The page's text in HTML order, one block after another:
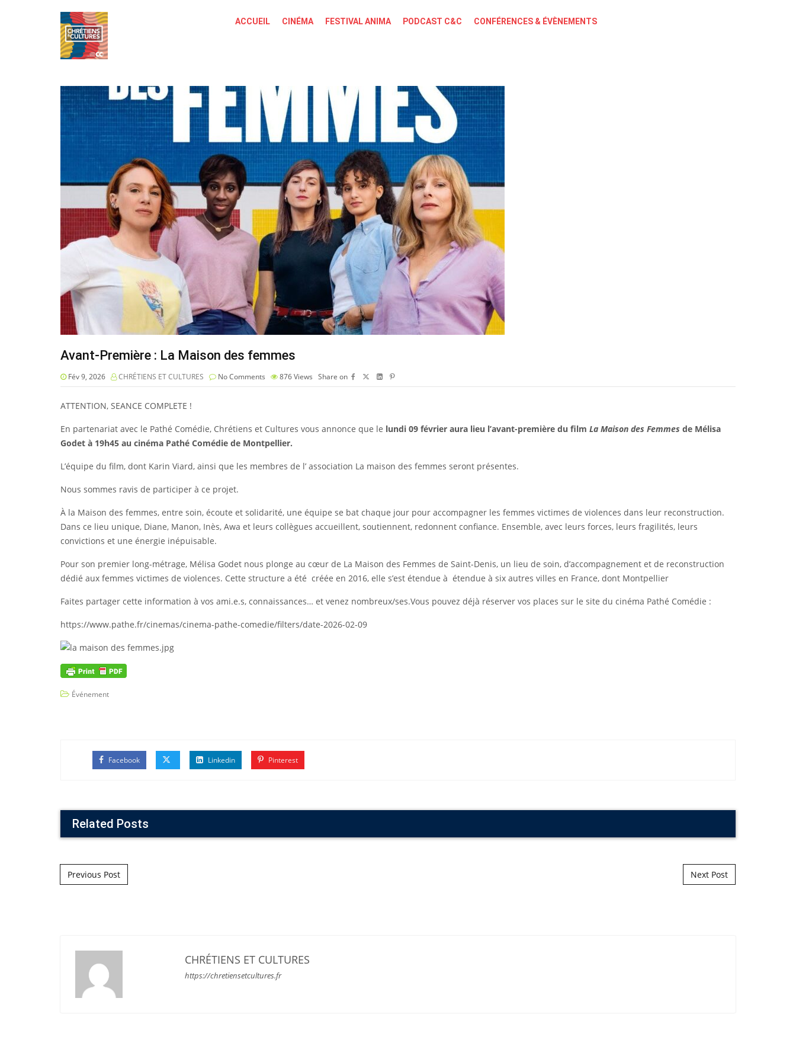
ACCUEIL CINÉMA FESTIVAL ANIMA PODCAST C&C CONFÉRENCES & ÉVÈNEMENTS
Avant-Première : La Maison des femmes
Fév 9, 2026 CHRÉTIENS ET CULTURES No Comments 876Views Share on
ATTENTION, SEANCE COMPLETE !
En partenariat avec le Pathé Comédie, Chrétiens et Cultures vous annonce que le lundi 09 février aura lieu l’avant-première du film La Maison des Femmes de Mélisa
Godet à 19h45 au cinéma Pathé Comédie de Montpellier.
L’équipe du film, dont Karin Viard, ainsi que les membres de l’ association La maison des femmes seront présentes.
Nous sommes ravis de participer à ce projet.
À la Maison des femmes, entre soin, écoute et solidarité, une équipe se bat chaque jour pour accompagner les femmes victimes de violences dans leur reconstruction.
Dans ce lieu unique, Diane, Manon, Inès, Awa et leurs collègues accueillent, soutiennent, redonnent confiance. Ensemble, avec leurs forces, leurs fragilités, leurs
convictions et une énergie inépuisable.
Pour son premier long-métrage, Mélisa Godet nous plonge au cœur de La Maison des Femmes de Saint-Denis, un lieu de soin, d’accompagnement et de reconstruction
dédié aux femmes victimes de violences. Cette structure a été créée en 2016, elle s’est étendue à étendue à six autres villes en France, dont Montpellier
Faites partager cette information à vos ami.e.s, connaissances… et venez nombreux/ses.Vous pouvez déjà réserver vos places sur le site du cinéma Pathé Comédie :
https://www.pathe.fr/cinemas/cinema-pathe-comedie/filters/date-2026-02-09
Événement
Facebook Linkedin Pinterest
Related Posts
Post navigation
Previous Post Next Post
CHRÉTIENS ET CULTURES
https://chretiensetcultures.fr